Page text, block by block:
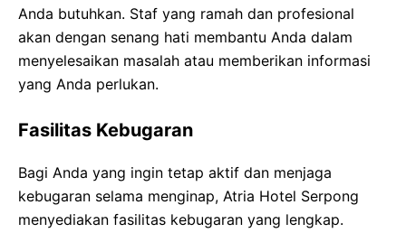
Anda butuhkan. Staf yang ramah dan profesional
akan dengan senang hati membantu Anda dalam
menyelesaikan masalah atau memberikan informasi
yang Anda perlukan.
Fasilitas Kebugaran
Bagi Anda yang ingin tetap aktif dan menjaga
kebugaran selama menginap, Atria Hotel Serpong
menyediakan fasilitas kebugaran yang lengkap.